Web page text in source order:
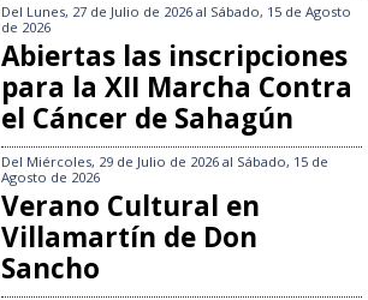
Del Lunes, 27 de Julio de 2026 al Sábado, 15 de Agosto
de 2026
Abiertas las inscripciones
para la XII Marcha Contra
el Cáncer de Sahagún
Del Miércoles, 29 de Julio de 2026 al Sábado, 15 de
Agosto de 2026
Verano Cultural en
Villamartín de Don
Sancho